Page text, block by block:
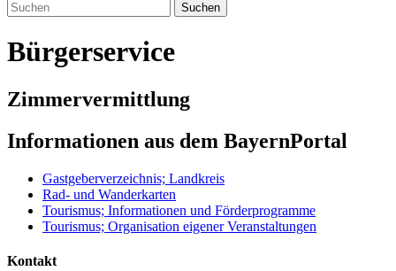
Suchen
Bürgerservice
Zimmervermittlung
Informationen aus dem BayernPortal
Gastgeberverzeichnis; Landkreis
Rad- und Wanderkarten
Tourismus; Informationen und Förderprogramme
Tourismus; Organisation eigener Veranstaltungen
Kontakt